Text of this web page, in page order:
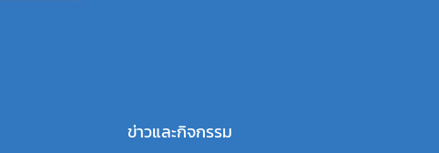
ข่าวและกิจกรรม